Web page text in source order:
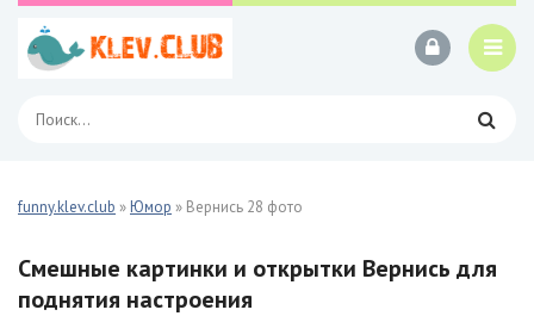
funny.klev.club »Юмор » Вернись 28 фото
Смешные картинки и открытки Вернись для
поднятия настроения